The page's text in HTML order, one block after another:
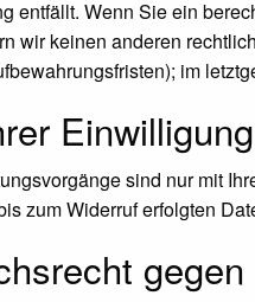
entfällt. Wenn Sie ein
wir keinen anderen
im
sind nur mit
zum Widerruf erfolgten